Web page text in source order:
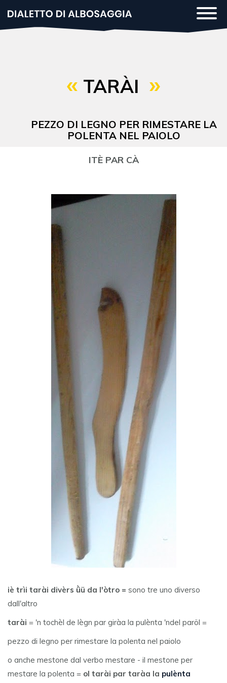
TARÀI
PEZZO DI LEGNO PER RIMESTARE LA
POLENTA NEL PAIOLO
ITÈ PAR CÀ
iè trìi tarài divèrs ǜü da l'òtro = sono tre uno diverso
dall'altro
tarài = 'n tochèl de lègn par giràa la pulènta 'ndel paröl =
pezzo di legno per rimestare la polenta nel paiolo
o anche mestone dal verbo mestare - il mestone per
mestare la polenta = ol tarài par taràa la pulènta